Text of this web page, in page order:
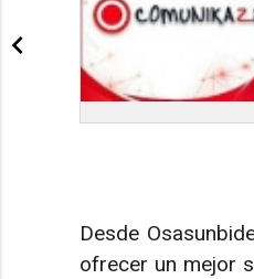
Desde
ofrecer un mejor